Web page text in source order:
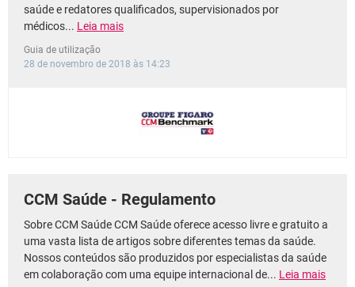
saúde e redatores qualificados, supervisionados por
médicos... Leia mais
Guia de utilização
28 de novembro de 2018 às 14:23
CCM Saúde - Regulamento
Sobre CCM Saúde CCM Saúde oferece acesso livre e gratuito a
uma vasta lista de artigos sobre diferentes temas da saúde.
Nossos conteúdos são produzidos por especialistas da saúde
em colaboração com uma equipe internacional de... Leia mais